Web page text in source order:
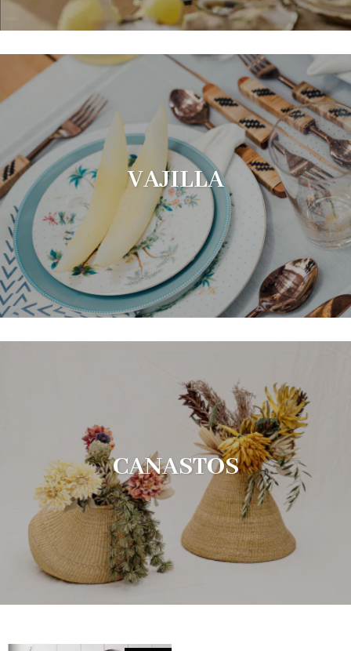
VAJILLA
CANASTOS